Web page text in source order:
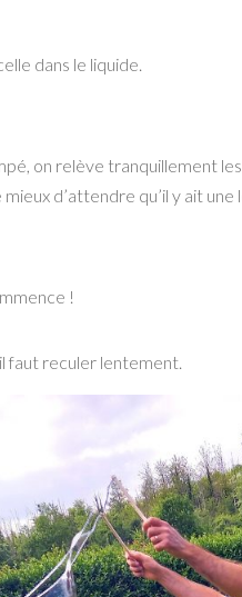
dans le liquide.
on relève tranquillement
mieux d’attendre qu’il y ait
!
faut reculer lentement.